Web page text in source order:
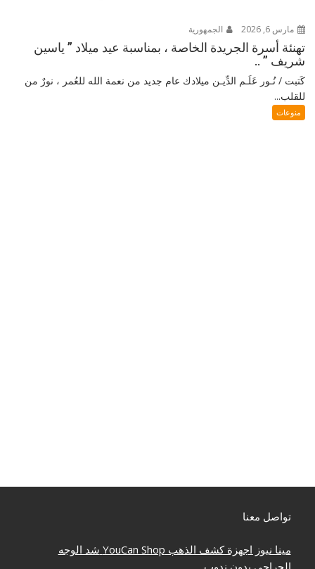
مارس 6, 2026 الجمهورية
تهنئة أسرة الجريدة الخاصة ، بمناسبة عيد ميلاد ” ياسين
شريف ” ..
كَتبت / نُـور عَلَـم الدِّيـن ميلادك عام جديد من نعمة الله للعُمر ، نورٌ من
للقلب...
منوعات
تواصل معنا
مينا نيوز اجهزة كشف الذهب YouCan Shop شد الوجه
الجراحي بدون ندوب